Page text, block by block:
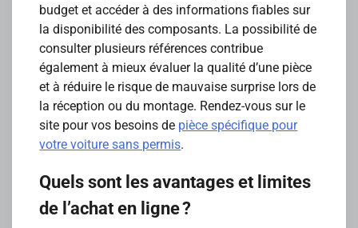
budget et accéder à des informations fiables sur
la disponibilité des composants. La possibilité de
consulter plusieurs références contribue
également à mieux évaluer la qualité d’une pièce
et à réduire le risque de mauvaise surprise lors de
la réception ou du montage. Rendez-vous sur le
site pour vos besoins de pièce spécifique pour
votre voiture sans permis.
Quels sont les avantages et limites
de l’achat en ligne ?